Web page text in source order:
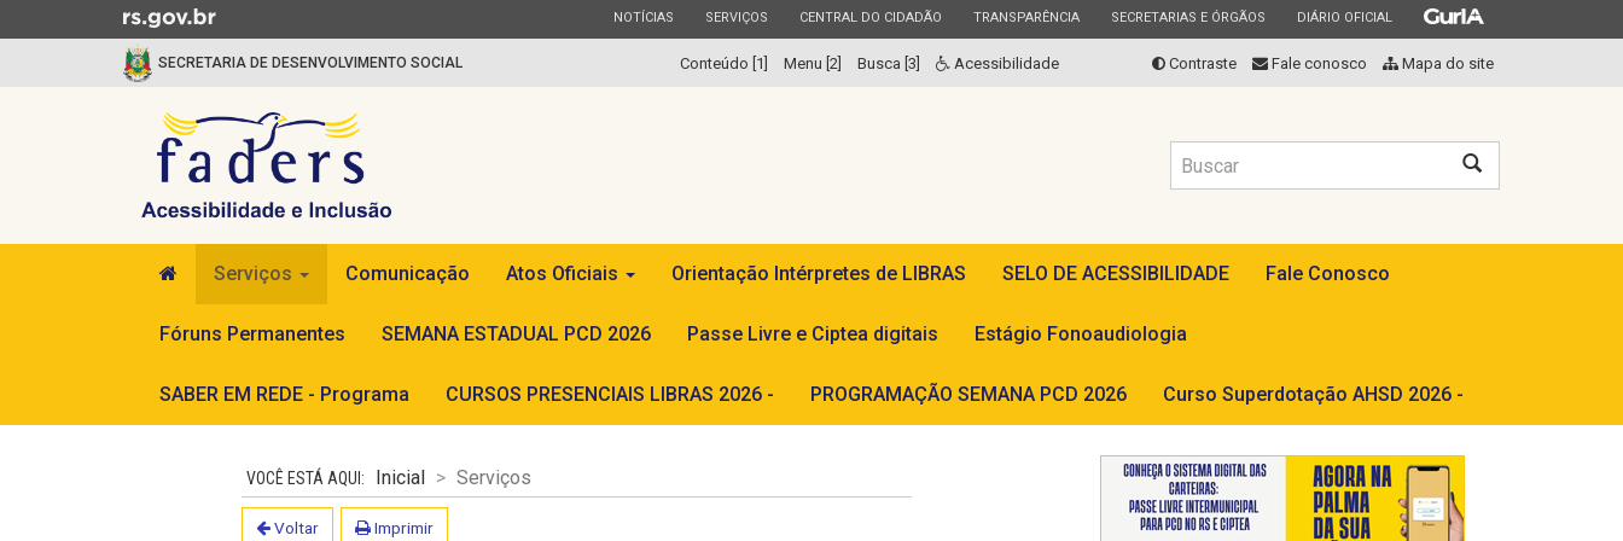
Ir para o conteúdoIr para o menu ESTADO
NOTÍCIAS ESTADO
SERVIÇOS ESTADO
CENTRAL DO CIDADÃO ESTADO
TRANSPARÊNCIA ESTADO
SECRETARIAS E ÓRGÃOS ESTADO
DIÁRIO OFICIAL ESTADO
SECRETARIA DE DESENVOLVIMENTO SOCIAL Conteúdo [1] Menu [2] Busca [3] Acessibilidade Contraste Fale conosco Mapa do site
FADERS
Buscar
Serviços Comunicação Atos Oficiais Orientação Intérpretes de LIBRAS SELO DE ACESSIBILIDADE Fale Conosco
Fóruns Permanentes SEMANA ESTADUAL PCD 2026 Passe Livre e Ciptea digitais Estágio Fonoaudiologia
SABER EM REDE - Programa CURSOS PRESENCIAIS LIBRAS 2026 - PROGRAMAÇÃO SEMANA PCD 2026
Curso Superdotação AHSD 2026 -
Inicial
Serviços
Voltar Imprimir